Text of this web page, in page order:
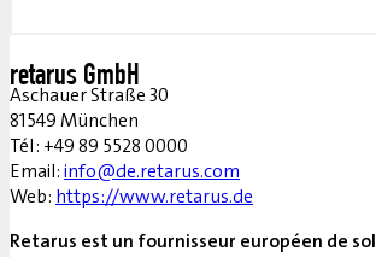
retarus GmbH
Aschauer Straße 30
81549 München
Tél : +49 89 5528 0000
Email:info@de.retarus.com
Web: https://www.retarus.de
Retarus est un fournisseur européen de